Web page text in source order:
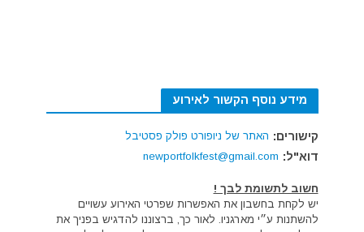
מידע נוסף הקשור לאירוע
קישורים: האתר של ניופורט פולק פסטיבל
דוא"ל: newportfolkfest@gmail.com
חשוב לתשומת לבך !
יש לקחת בחשבון את האפשרות שפרטי האירוע עשויים
להשתנות ע״י מארגניו. לאור כך, ברצוננו להדגיש בפניך את